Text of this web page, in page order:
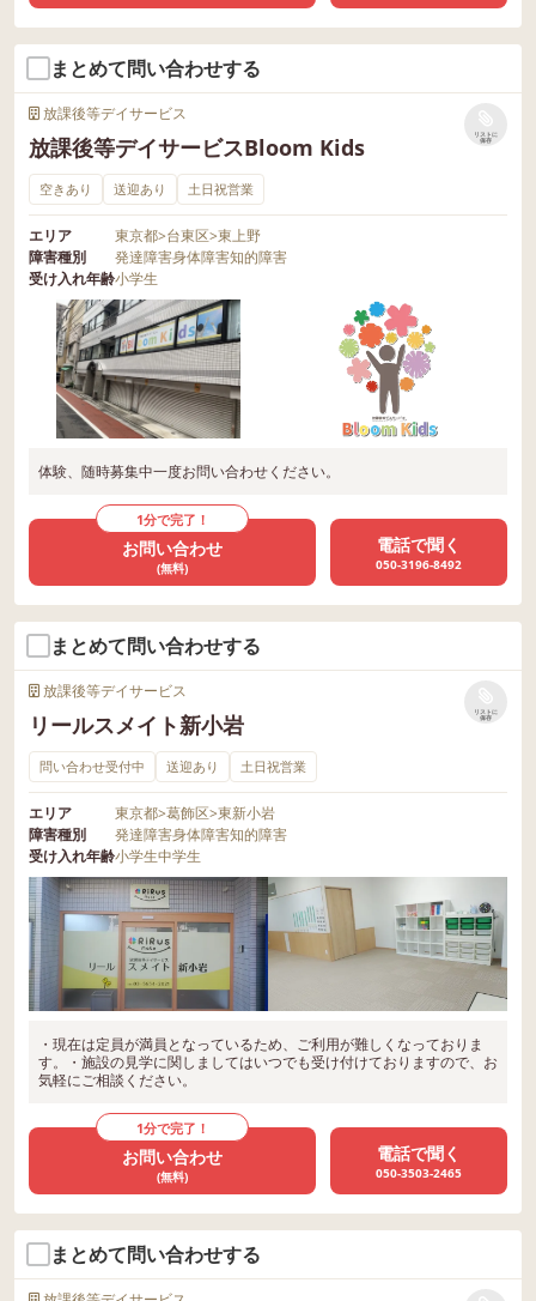
まとめて問い合わせする
放課後等デイサービス
放課後等デイサービスBloom Kids
リストに
保存
空きあり 送迎あり 土日祝営業
エリア 東京都>台東区>東上野
障害種別
発達障害身体障害知的障害
受け入れ年齢小学生
体験、随時募集中一度お問い合わせください。
1分で完了！
お問い合わせ
(無料)
電話で聞く
050-3196-8492
まとめて問い合わせする
放課後等デイサービス
リールスメイト新小岩
リストに
保存
問い合わせ受付中 送迎あり 土日祝営業
エリア 東京都>葛飾区>東新小岩
障害種別
発達障害身体障害知的障害
受け入れ年齢小学生中学生
・現在は定員が満員となっているため、ご利用が難しくなっておりま
す。・施設の見学に関しましてはいつでも受け付けておりますので、お
気軽にご相談ください。
1分で完了！
お問い合わせ
(無料)
電話で聞く
050-3503-2465
まとめて問い合わせする